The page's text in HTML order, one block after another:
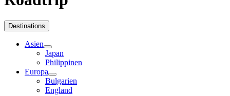
Destinations
Asien
Japan
Philippinen
Europa
Bulgarien
England